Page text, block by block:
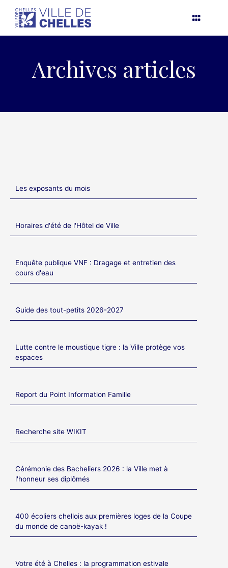
contenu
Archives articles
Les exposants du mois
Horaires d'été de l'Hôtel de Ville
Enquête publique VNF : Dragage et entretien des
cours d'eau
Guide des tout-petits 2026-2027
Lutte contre le moustique tigre : la Ville protège vos
espaces
Report du Point Information Famille
Recherche site WIKIT
Cérémonie des Bacheliers 2026 : la Ville met à
l'honneur ses diplômés
400 écoliers chellois aux premières loges de la Coupe
du monde de canoë-kayak !
Votre été à Chelles : la programmation estivale